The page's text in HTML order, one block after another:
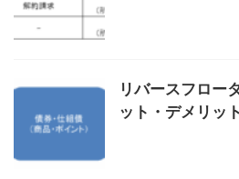
リバースフロー
ット・デメリット